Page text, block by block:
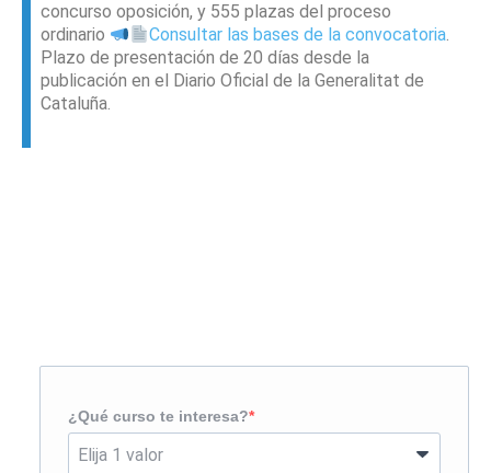
concurso oposición, y 555 plazas del proceso
ordinario
Consultar las bases de la convocatoria.
Plazo de presentación de 20 días desde la
publicación en el Diario Oficial de la Generalitat de
Cataluña.
¿Qué curso te interesa?